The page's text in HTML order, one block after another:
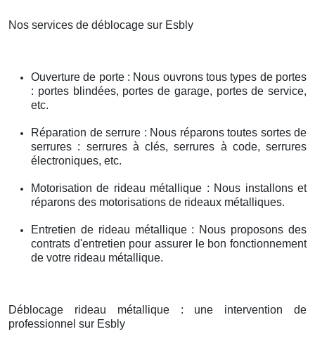
Nos services de déblocage sur Esbly
Ouverture de porte : Nous ouvrons tous types de portes
: portes blindées, portes de garage, portes de service,
etc.
Réparation de serrure : Nous réparons toutes sortes de
serrures : serrures à clés, serrures à code, serrures
électroniques, etc.
Motorisation de rideau métallique : Nous installons et
réparons des motorisations de rideaux métalliques.
Entretien de rideau métallique : Nous proposons des
contrats d'entretien pour assurer le bon fonctionnement
de votre rideau métallique.
Déblocage rideau métallique : une intervention de
professionnel sur Esbly